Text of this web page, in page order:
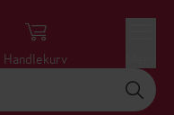
Handlekurv